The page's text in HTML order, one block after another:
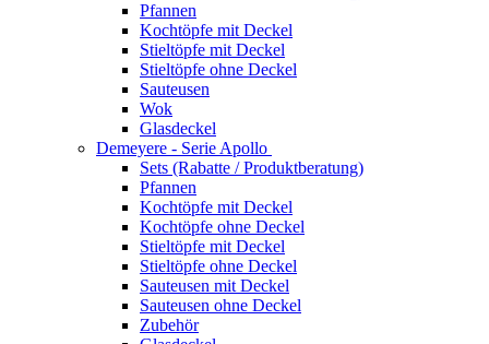
Pfannen
Kochtöpfe mit Deckel
Stieltöpfe mit Deckel
Stieltöpfe ohne Deckel
Sauteusen
Wok
Glasdeckel
Demeyere - Serie Apollo
Sets (Rabatte / Produktberatung)
Pfannen
Kochtöpfe mit Deckel
Kochtöpfe ohne Deckel
Stieltöpfe mit Deckel
Stieltöpfe ohne Deckel
Sauteusen mit Deckel
Sauteusen ohne Deckel
Zubehör